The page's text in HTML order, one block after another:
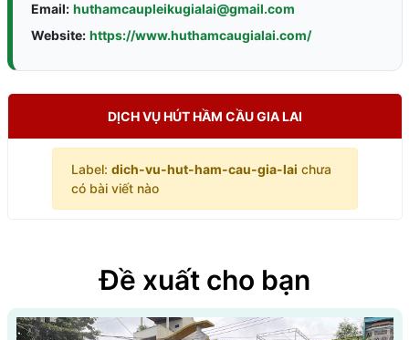
Email: huthamcaupleikugialai@gmail.com
Website: https://www.huthamcaugialai.com/
DỊCH VỤ HÚT HẦM CẦU GIA LAI
Label: dich-vu-hut-ham-cau-gia-lai chưa
có bài viết nào
Đề xuất cho bạn